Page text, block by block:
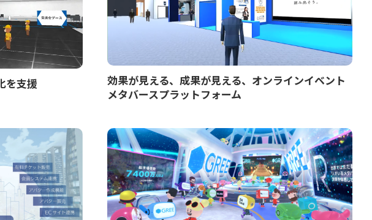
を支援
効果が見える、成果が見える、オンラインイベント
メタバースプラットフォーム